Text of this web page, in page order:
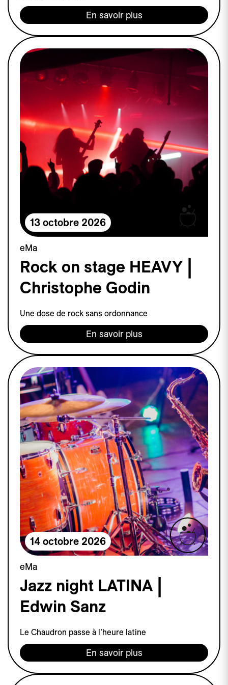
En savoir plus
13 octobre 2026
eMa
Rock on stage HEAVY |
Christophe Godin
Une dose de rock sans ordonnance
En savoir plus
14 octobre 2026
eMa
Jazz night LATINA |
Edwin Sanz
Le Chaudron passe à l’heure latine
En savoir plus